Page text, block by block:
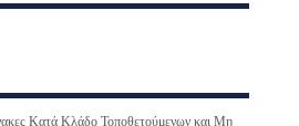
Κατά Κλάδο Τοποθετούμενων και Μη